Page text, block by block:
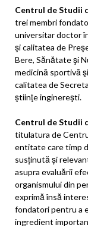
Centrul de Studii
trei membri
universitar doctor în
şi calitatea de
Bere, Sănătate şi
medicină sportivă
calitatea de
ştiinţe inginereşti.
Centrul de Studii
titulatura de
entitate care timp
susținută și
asupra evaluării
organismului din
exprimă însă
fondatori pentru a
ingredient